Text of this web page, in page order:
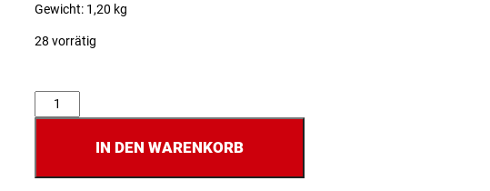
Gewicht: 1,20 kg
28 vorrätig
Anzahl
IN DEN WARENKORB